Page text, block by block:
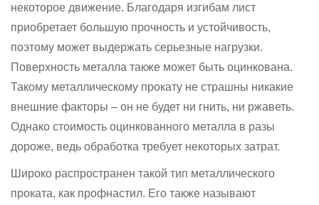
некоторое движение. Благодаря изгибам лист
приобретает большую прочность и устойчивость,
поэтому может выдержать серьезные нагрузки.
Поверхность металла также может быть оцинкована.
Такому металлическому прокату не страшны никакие
внешние факторы – он не будет ни гнить, ни ржаветь.
Однако стоимость оцинкованного металла в разы
дороже, ведь обработка требует некоторых затрат.
Широко распространен такой тип металлического
проката, как профнастил. Его также называют